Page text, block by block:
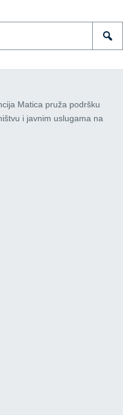
Matica pruža podršku
i javnim uslugama na